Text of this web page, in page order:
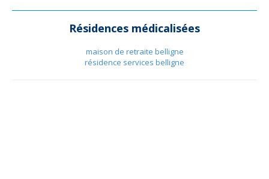
Résidences médicalisées
maison de retraite belligne
résidence services belligne